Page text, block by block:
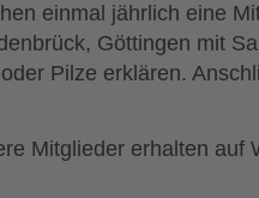
einmal jährlich eine
Göttingen mit
Pilze erklären.
Mitglieder erhalten auf